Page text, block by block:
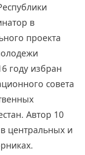
в
проекта
году избран
совета
Автор 10
центральных и